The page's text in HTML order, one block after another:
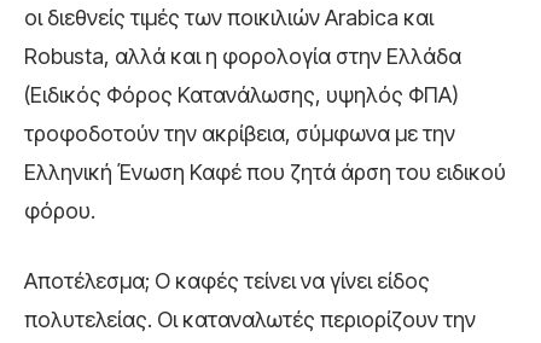
οι διεθνείς τιμές των ποικιλιών Arabica και
Robusta, αλλά και η φορολογία στην Ελλάδα
(Ειδικός Φόρος Κατανάλωσης, υψηλός ΦΠΑ)
τροφοδοτούν την ακρίβεια, σύμφωνα με την
Ελληνική Ένωση Καφέ που ζητά άρση του ειδικού
φόρου.
Αποτέλεσμα; Ο καφές τείνει να γίνει είδος
πολυτελείας. Οι καταναλωτές περιορίζουν την